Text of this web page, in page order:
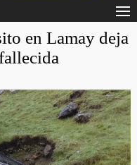
en Lamay deja